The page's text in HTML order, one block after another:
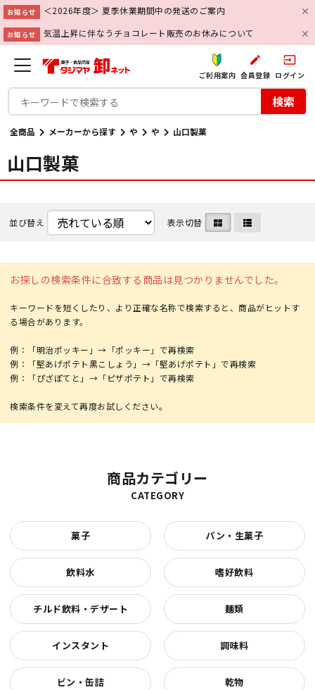
お知らせ ＜2026年度＞ 夏季休業期間中の発送のご案内
お知らせ 気温上昇に伴なうチョコレート販売のお休みについて
ご利用案内
create
会員登録
input
ログイン
検索
全商品 メーカーから探す や や 山口製菓
山口製菓
並び替え 表示切替
お探しの検索条件に合致する商品は見つかりませんでした。
キーワードを短くしたり、より正確な名称で検索すると、商品がヒットす
る場合があります。
例：「明治ポッキー」→「ポッキー」で再検索
例：「堅あげポテト黒こしょう」→「堅あげポテト」で再検索
例：「ぴざぽてと」→「ピザポテト」で再検索
商品カテゴリー
CATEGORY
菓子 パン・生菓子
飲料水 嗜好飲料
チルド飲料・デザート 麺類
インスタント 調味料
ビン・缶詰 乾物